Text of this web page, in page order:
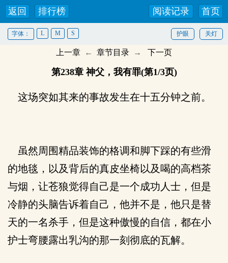
返回 排行榜 首页
阅读记录
关灯
护眼
字体： L M S
上一章 ← 章节目录 → 下一页
第238章 神父，我有罪(第1/3页)
这场突如其来的事故发生在十五分钟之前。
虽然周围精品装饰的格调和脚下踩的有些滑
的地毯，以及背后的真皮坐椅以及喝的高档茶
与烟，让苍狼觉得自己是一个成功人士，但是
冷静的头脑告诉着自己，他并不是，他只是替
天的一名杀手，但是这种傲慢的自信，都在小
护士弯腰露出乳沟的那一刻彻底的瓦解。